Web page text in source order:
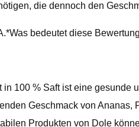
die dennoch den
bedeutet diese
100 % Saft ist eine
Geschmack von
Produkten von Dole